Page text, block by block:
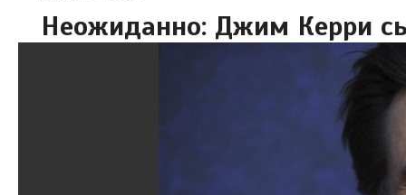
Неожиданно: Джим Керри